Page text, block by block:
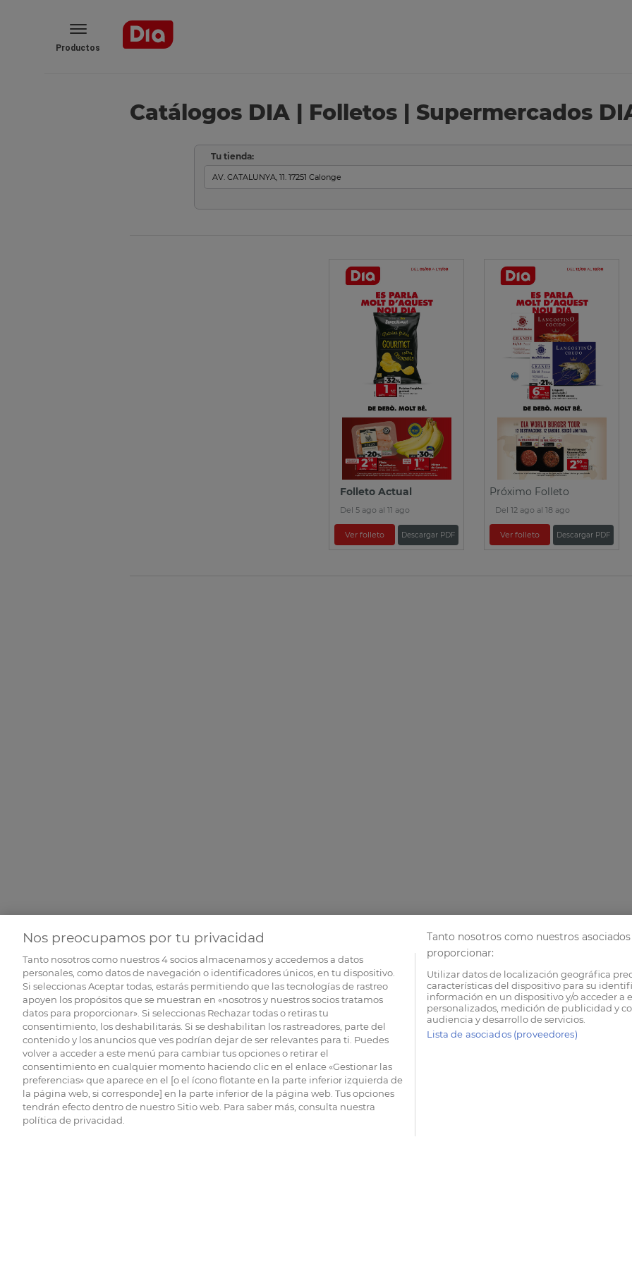
Productos
Catálogos DIA | Folletos | Supermercados
Tu tienda:
Folleto Actual
Del 5 ago al 11 ago
Ver folleto Descargar PDF
Próximo Folleto
Del 12 ago al 18 ago
Ver folleto Descargar PDF
Nos preocupamos por tu privacidad
Tanto nosotros como nuestros4socios almacenamos y accedemos a datos
personales, como datos de navegación o identificadores únicos, en tu dispositivo.
Si seleccionas Aceptar todas, estarás permitiendo que las tecnologías de rastreo
apoyen los propósitos que se muestran en «nosotros y nuestros socios tratamos
datos para proporcionar». Si seleccionas Rechazar todas o retiras tu
consentimiento, los deshabilitarás. Si se deshabilitan los rastreadores, parte del
contenido y los anuncios que ves podrían dejar de ser relevantes para ti. Puedes
volver a acceder a este menú para cambiar tus opciones o retirar el
consentimiento en cualquier momento haciendo clic en el enlace «Gestionar las
preferencias» que aparece en el [o el ícono flotante en la parte inferior izquierda de
la página web, si corresponde] en la parte inferior de la página web. Tus opciones
tendrán efecto dentro de nuestro Sitio web. Para saber más, consulta nuestra
política de privacidad.
Tanto nosotros como nuestros
proporcionar:
Utilizar datos de localización geográfica
características del dispositivo para su
información en un dispositivo y/o acceder a
personalizados, medición de publicidad y
audiencia y desarrollo de servicios.
Lista de asociados (proveedores)